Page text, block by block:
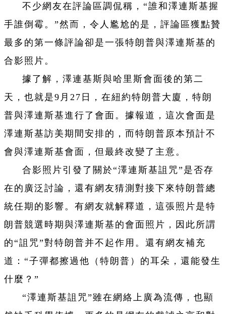
不少網友在評論區調侃稱，“誰和澤連斯基握
手誰倒霉。”然而，令人尷尬的是，評論區獲點贊
最多的第一條評論卻是一張特朗普與澤連斯基的
合影照片。
據了解，澤連基斯與哈里斯會面後的第二
天，也就是9月27日，在紐約特朗普大廈，特朗
普與澤連斯基進行了會面。據報道，這次會面是
澤連斯基訪美期間安排的，而特朗普原本預計不
會與澤連斯基會面，但最終改變了主意。
合影照片引發了關於“澤連斯基詛咒”是否存
在的廣泛討論，還有網友猜測對接下來特朗普總
統任期的影響。有網友就解釋道，這張照片是特
朗普競選時期與澤連斯基的會面照片，因此所謂
的“詛咒”對特朗普并不起作用。還有網友補充
道：“子彈都擦過他（特朗普）的耳朵，還能發生
什麼？”
“澤連斯基詛咒”雖在網絡上廣為流傳，也顯